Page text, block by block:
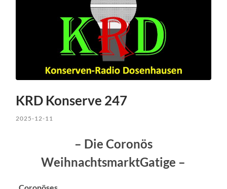
KRD Konserve 247
2025-12-11
– Die Coronös
WeihnachtsmarktGatige –